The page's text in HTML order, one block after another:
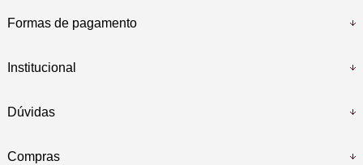
Formas de pagamento
Institucional
Dúvidas
Compras